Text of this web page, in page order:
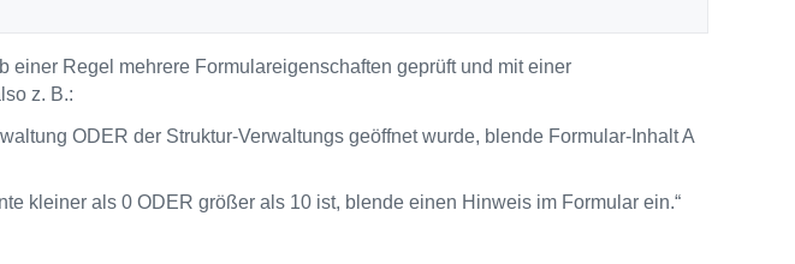
einer Regel mehrere Formulareigenschaften geprüft und mit einer
z. B.:
ODER der Struktur-Verwaltungs geöffnet wurde, blende Formular-Inhalt A
kleiner als 0 ODER größer als 10 ist, blende einen Hinweis im Formular ein.“